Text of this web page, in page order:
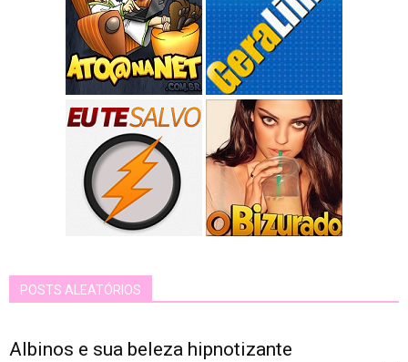
POSTS ALEATÓRIOS
Albinos e sua beleza hipnotizante